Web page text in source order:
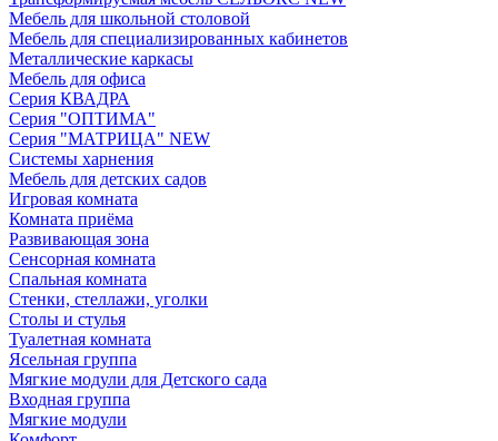
Мебель для школьной столовой
Мебель для специализированных кабинетов
Металлические каркасы
Мебель для офиса
Серия КВАДРА
Серия "ОПТИМА"
Серия "МАТРИЦА" NEW
Системы харнения
Мебель для детских садов
Игровая комната
Комната приёма
Развивающая зона
Сенсорная комната
Спальная комната
Стенки, стеллажи, уголки
Столы и стулья
Туалетная комната
Ясельная группа
Мягкие модули для Детского сада
Входная группа
Мягкие модули